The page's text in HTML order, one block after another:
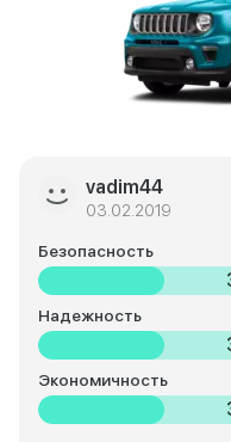
vadim44
03.02.2019
Безопасность
Надежность
Экономичность